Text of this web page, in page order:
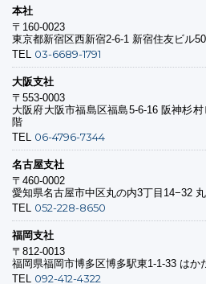
本社
〒160-0023
東京都新宿区西新宿2-6-1 新宿住友ビル
TEL 03-6689-1791
大阪支社
〒553-0003
大阪府大阪市福島区福島5-6-16 阪神杉
階
TEL 06-4796-7344
名古屋支社
〒460-0002
愛知県名古屋市中区丸の内3丁目14−32
TEL 052-228-8650
福岡支社
〒812-0013
福岡県福岡市博多区博多駅東1-1-33 はか
TEL 092-412-4322